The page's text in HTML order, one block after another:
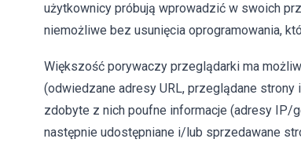
użytkownicy próbują wprowadzić w swoich
niemożliwe bez usunięcia oprogramowania,
Większość porywaczy przeglądarki ma
(odwiedzane adresy URL, przeglądane
zdobyte z nich poufne informacje (adresy IP/
następnie udostępniane i/lub sprzedawane